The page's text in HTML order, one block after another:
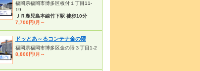
福岡県福岡市博多区板付１丁目11-
19
ＪＲ鹿児島本線竹下駅 徒歩10分
7,700円/月～
ドッとあ～るコンテナ金の隈
福岡県福岡市博多区金の隈３丁目1-2
8,800円/月～